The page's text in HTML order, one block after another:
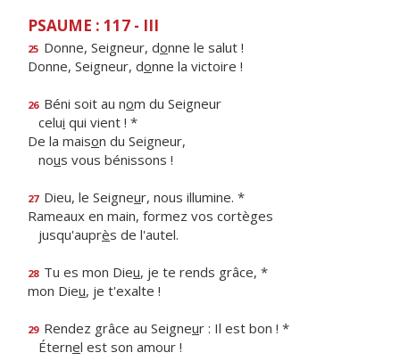
PSAUME : 117 - III
25 Donne, Seigneur, donne le salut !
Donne, Seigneur, donne la victoire !
26 Béni soit au nom du Seigneur
celui qui vient ! *
De la maison du Seigneur,
nous vous bénissons !
27 Dieu, le Seigneur, nous illumine. *
Rameaux en main, formez vos cortèges
jusqu'auprès de l'autel.
28 Tu es mon Dieu, je te rends grâce, *
mon Dieu, je t'exalte !
29 Rendez grâce au Seigneur : Il est bon ! *
Éternel est son amour !